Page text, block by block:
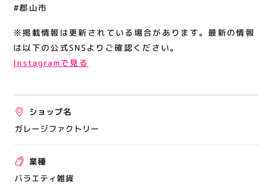
#郡山市
※掲載情報は更新されている場合があります。最新の情報
は以下の公式SNSよりご確認ください。
Instagramで見る
ショップ名
ガレージファクトリー
業種
バラエティ雑貨